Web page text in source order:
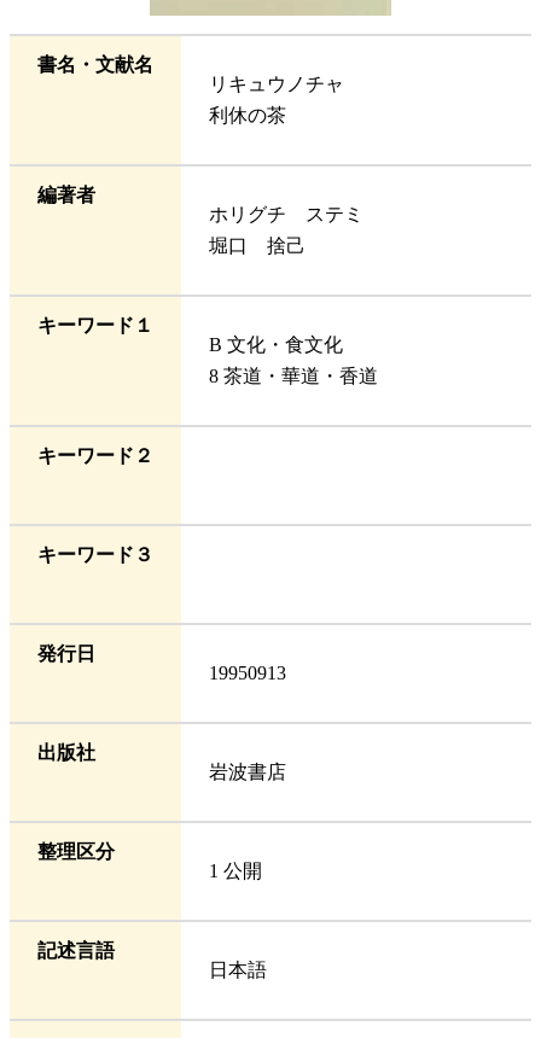
書名・文献名
リキュウノチャ
利休の茶
編著者
ホリグチ ステミ
堀口 捨己
キーワード１
B 文化・食文化
8 茶道・華道・香道
キーワード２
キーワード３
発行日
19950913
出版社
岩波書店
整理区分
1 公開
記述言語
日本語